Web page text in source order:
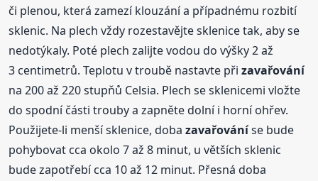
či plenou, která zamezí klouzání a případnému rozbití
sklenic. Na plech vždy rozestavějte sklenice tak, aby se
nedotýkaly. Poté plech zalijte vodou do výšky 2 až
3 centimetrů. Teplotu v troubě nastavte přizavařování
na 200 až 220 stupňů Celsia. Plech se sklenicemi vložte
do spodní části trouby a zapněte dolní i horní ohřev.
Použijete-li menší sklenice, dobazavařováníse bude
pohybovat cca okolo 7 až 8 minut, u větších sklenic
bude zapotřebí cca 10 až 12 minut. Přesná doba